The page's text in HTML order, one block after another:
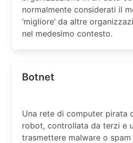
normalmente considerati il
‘migliore’ da altre
nel medesimo contesto.
Botnet
Una rete di computer pirata
robot, controllata da terzi e
trasmettere malware o